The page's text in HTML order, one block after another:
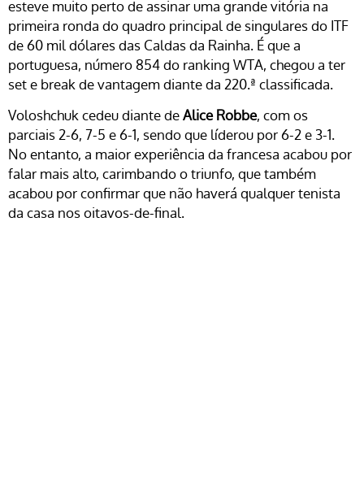
esteve muito perto de assinar uma grande vitória na
primeira ronda do quadro principal de singulares do ITF
de 60 mil dólares das Caldas da Rainha. É que a
portuguesa, número 854 do ranking WTA, chegou a ter
set e break de vantagem diante da 220.ª classificada.
Voloshchuk cedeu diante deAlice Robbe, com os
parciais 2-6, 7-5 e 6-1, sendo que líderou por 6-2 e 3-1.
No entanto, a maior experiência da francesa acabou por
falar mais alto, carimbando o triunfo, que também
acabou por confirmar que não haverá qualquer tenista
da casa nos oitavos-de-final.